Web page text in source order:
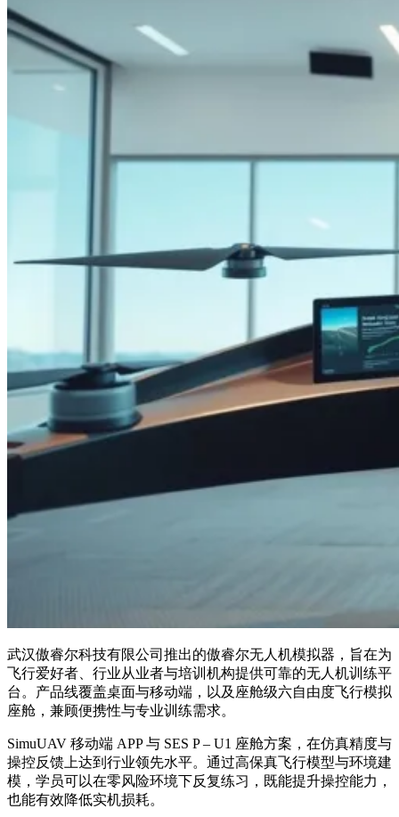
武汉傲睿尔科技有限公司推出的傲睿尔无人机模拟器，旨在为
飞行爱好者、行业从业者与培训机构提供可靠的无人机训练平
台。产品线覆盖桌面与移动端，以及座舱级六自由度飞行模拟
座舱，兼顾便携性与专业训练需求。
SimuUAV 移动端 APP 与 SES P – U1 座舱方案，在仿真精度与
操控反馈上达到行业领先水平。通过高保真飞行模型与环境建
模，学员可以在零风险环境下反复练习，既能提升操控能力，
也能有效降低实机损耗。